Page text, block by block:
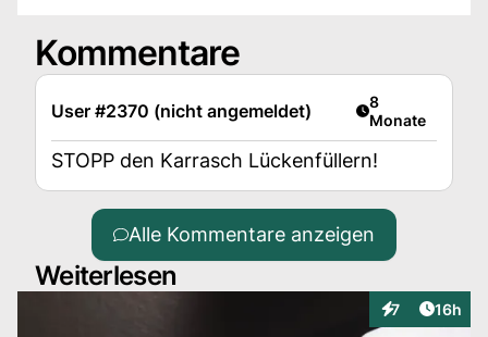
Kommentare
User #2370 (nicht angemeldet) Artikel
8
Monate
STOPP den Karrasch Lückenfüllern!
Alle Kommentare anzeigen
Weiterlesen
7
Interaktionen
Artikel
16h